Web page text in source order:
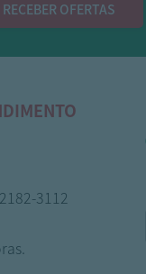
RECEBER OFERTAS
3112